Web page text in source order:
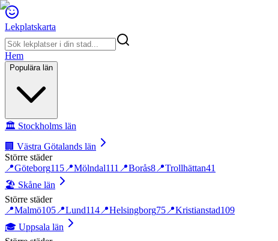
Lekplatskarta
Hem
Populära län
🏛️ Stockholms län
🏢 Västra Götalands län
Större städer
📍Göteborg115 📍Mölndal111 📍Borås8 📍Trollhättan41
🏖️ Skåne län
Större städer
📍Malmö105 📍Lund114 📍Helsingborg75 📍Kristianstad109
🎓 Uppsala län